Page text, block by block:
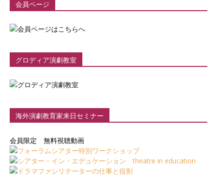
会員ページ
グロディア演劇教室
海外演劇教育家来日セミナー
会員限定 無料視聴動画